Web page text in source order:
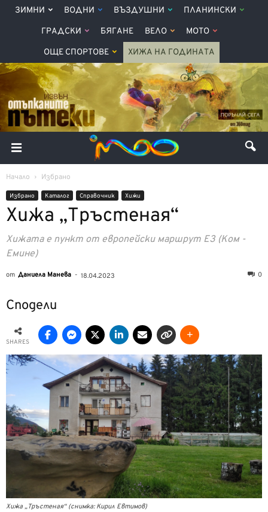
ЗИМНИ ВОДНИ ВЪЗДУШНИ ПЛАНИНСКИ
ГРАДСКИ БЯГАНЕ ВЕЛО МОТО
ОЩЕ СПОРТОВЕ ХИЖА НА ГОДИНАТА
Начало Избрано
Избрано Каталог Справочник Хижи
Хижа „Тръстеная“
Хижата е пункт от европейски маршрут E3 (Ком -
Емине)
от Даниела Манева - 18.04.2023 0
Сподели
SHARES
Хижа „Тръстеная“ (снимка: Кирил Евтимов)